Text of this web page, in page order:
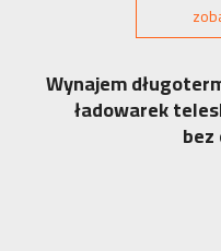
Wynajem
ładowarek